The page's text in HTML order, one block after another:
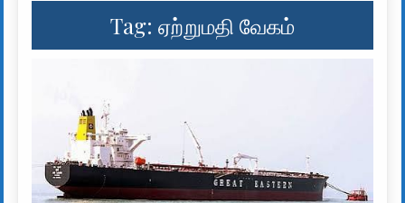
Tag: ஏற்றுமதி வேகம்